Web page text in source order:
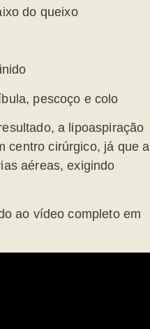
do queixo
pescoço e colo
a lipoaspiração
centro cirúrgico, já que a
aéreas, exigindo
ao vídeo completo em